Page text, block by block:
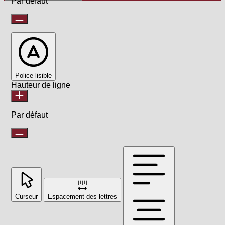
Police lisible
Hauteur de ligne
Par défaut
Curseur Espacement des lettres